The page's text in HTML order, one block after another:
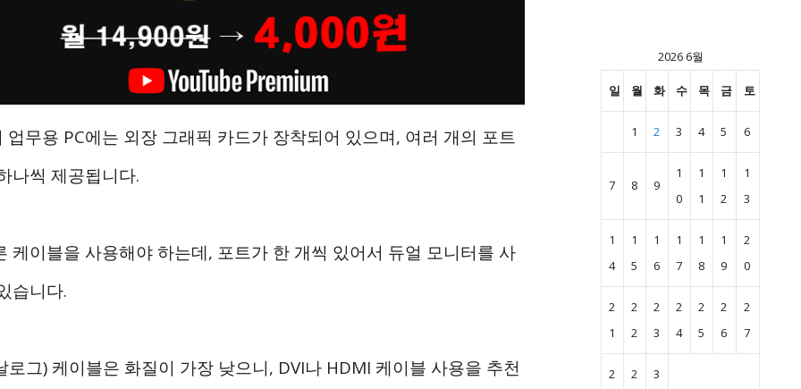
업무용 PC에는 외장 그래픽 카드가 장착되어 있으며, 여러 개의 포트
나씩 제공됩니다.
케이블을 사용해야 하는데, 포트가 한 개씩 있어서 듀얼 모니터를 사
습니다.
로그) 케이블은 화질이 가장 낮으니, DVI나 HDMI 케이블 사용을 추천
2026 6월
일 월 화 수 목 금 토
1 2 3 4 5 6
7 8 9
1
0
1
1
1
2
1
3
1
4
1
5
1
6
1
7
1
8
1
9
2
0
2
1
2
2
2
3
2
4
2
5
2
6
2
7
2
2
3